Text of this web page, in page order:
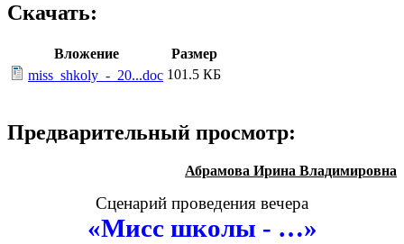
Скачать:
Вложение
Размер
miss_shkoly_-_20...doc 101.5 КБ
Предварительный просмотр:
Абрамова Ирина Владимировна
Сценарий проведения вечера
«Мисс школы - …»